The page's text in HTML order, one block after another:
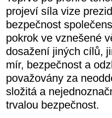
projeví síla vize
bezpečnost
pokrok ve vznešené
dosažení jiných cílů,
mír, bezpečnost a
považovány za
složitá a
trvalou bezpečnost.